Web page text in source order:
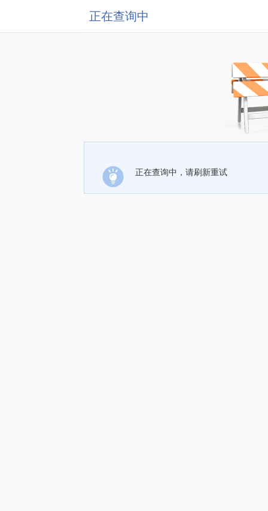
正在查询中
正在查询中，请刷新重试